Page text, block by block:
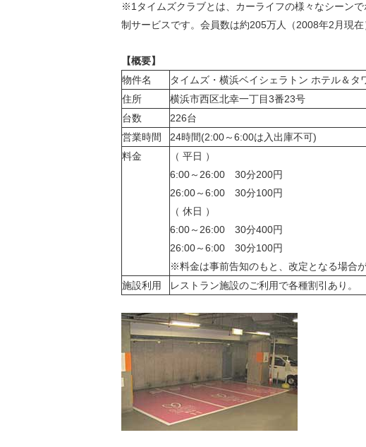
※1タイムズクラブとは、カーライフの様々なシーン
制サービスです。会員数は約205万人（2008年2月現在
【概要】
物件名
タイムズ・横浜ベイシェラトン ホテル＆タ
住所
横浜市西区北幸一丁目3番23号
台数
226台
営業時間
24時間(2:00～6:00は入出庫不可)
料金
（ 平日 ）
6:00～26:00 30分200円
26:00～6:00 30分100円
（ 休日 ）
6:00～26:00 30分400円
26:00～6:00 30分100円
※料金は事前告知のもと、改定となる場合が
施設利用
レストラン施設のご利用で各種割引あり。